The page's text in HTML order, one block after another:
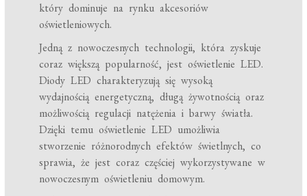
który dominuje na rynku akcesoriów
oświetleniowych.
Jedną z nowoczesnych technologii, która zyskuje
coraz większą popularność, jest oświetlenie LED.
Diody LED charakteryzują się wysoką
wydajnością energetyczną, długą żywotnością oraz
możliwością regulacji natężenia i barwy światła.
Dzięki temu oświetlenie LED umożliwia
stworzenie różnorodnych efektów świetlnych, co
sprawia, że jest coraz częściej wykorzystywane w
nowoczesnym oświetleniu domowym.